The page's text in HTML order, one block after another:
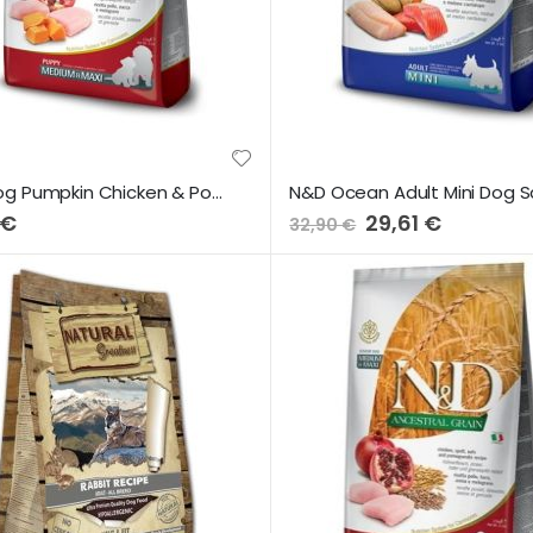
N&D Dog Pumpkin Chicken & Pomegranate Puppy Medium Maxi 2.5kg
32,90 € Preço
Especial
29,61 €